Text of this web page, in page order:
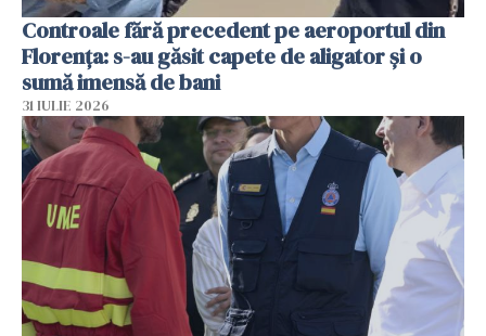
Controale fără precedent pe aeroportul din
Florența: s-au găsit capete de aligator și o
sumă imensă de bani
31 IULIE 2026